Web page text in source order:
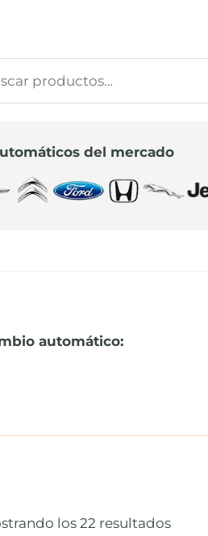
del mercado
automático:
los 22 resultadosalto